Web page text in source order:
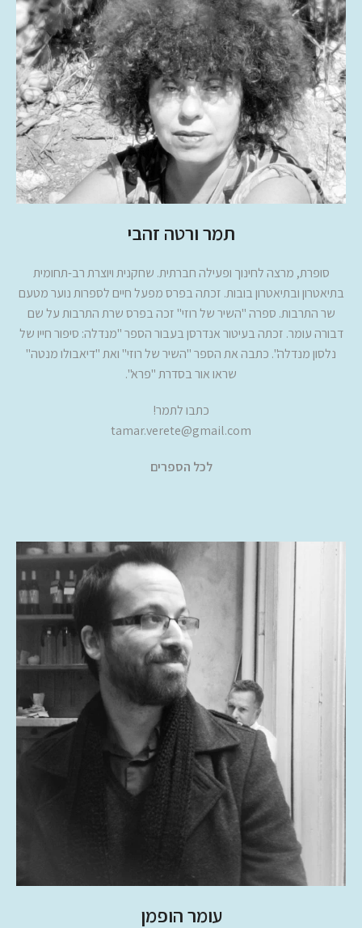
תמר ורטה זהבי
סופרת, מרצה לחינוך ופעילה חברתית. שחקנית ויוצרת רב-תחומית
בתיאטרון ובתיאטרון בובות. זכתה בפרס מפעל חיים לספרות נוער מטעם
שר התרבות. ספרה "השיר של רוזי" זכה בפרס שרת התרבות על שם
דבורה עומר. זכתה בעיטור אנדרסן בעבור הספר "מנדלה: סיפור חייו של
נלסון מנדלה". כתבה את הספר "השיר של רוזי" ואת "דיאבולו מנטה"
שראו אור בסדרת "פרא".
כתבו לתמר!
tamar.verete@gmail.com
לכל הספרים
עומר הופמן